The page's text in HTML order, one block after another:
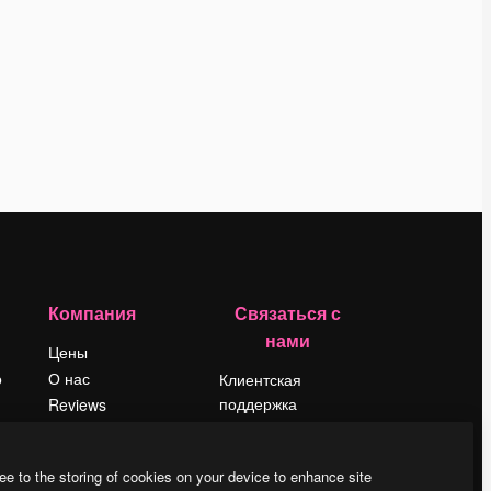
Компания
Цены
О нас
Reviews
Блог
Связаться с
нами
Клиентская
поддержка
LinkedIn
to the storing of cookies on your device to enhance site